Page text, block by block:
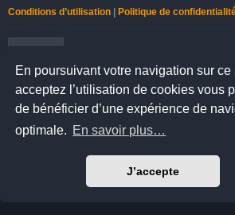
En poursuivant votre navigation sur ce
acceptez l’utilisation de cookies vous
de bénéficier d’une expérience de
optimale. En savoir plus…
J’accepte
Conditions d’utilisation | Politique de
Nuage Portail Accueil du forum
Développé parphpBB® Forum Software ©
Confidentialité